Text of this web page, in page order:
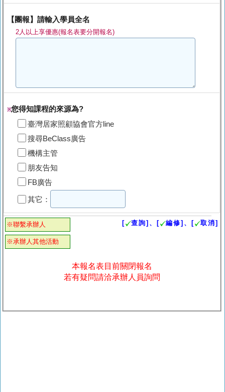
【團報】請輸入學員全名
2人以上享優惠(報名表要分開報名)
※您得知課程的來源為?
臺灣居家照顧協會官方line
搜尋BeClass廣告
機構主管
朋友告知
FB廣告
其它：
※聯繫承辦人
※承辦人其他活動
[ 查詢]、[ 編修]、[ 取消]
本報名表目前關閉報名
若有疑問請洽承辦人員詢問